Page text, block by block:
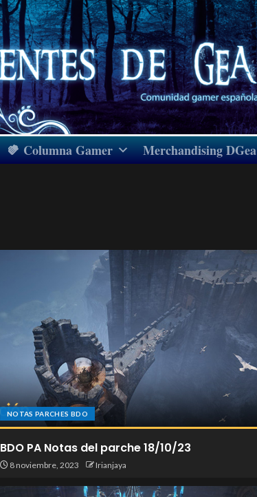
Columna Gamer Merchandising DGea
NOTAS PARCHES BDO
BDO PA Notas del parche 18/10/23
8 noviembre, 2023 Irianjaya